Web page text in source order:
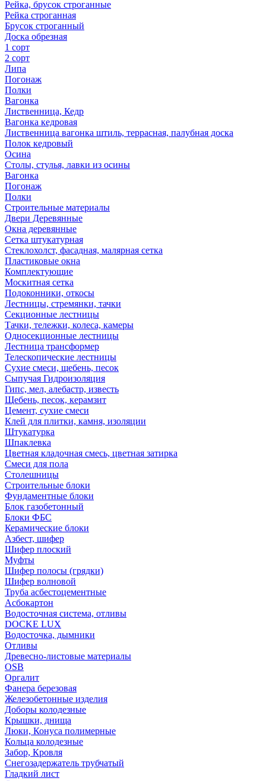
Рейка, брусок строганные
Рейка строганная
Брусок строганный
Доска обрезная
1 сорт
2 сорт
Липа
Погонаж
Полки
Вагонка
Лиственница, Кедр
Вагонка кедровая
Лиственница вагонка штиль, террасная, палубная доска
Полок кедровый
Осина
Столы, стулья, лавки из осины
Вагонка
Погонаж
Полки
Строительные материалы
Двери Деревянные
Окна деревянные
Сетка штукатурная
Стеклохолст, фасадная, малярная сетка
Пластиковые окна
Комплектующие
Москитная сетка
Подоконники, откосы
Лестницы, стремянки, тачки
Секционные лестницы
Тачки, тележки, колеса, камеры
Односекционные лестницы
Лестница трансформер
Телескопические лестницы
Сухие смеси, щебень, песок
Сыпучая Гидроизоляция
Гипс, мел, алебастр, известь
Щебень, песок, керамзит
Цемент, сухие смеси
Клей для плитки, камня, изоляции
Штукатурка
Шпаклевка
Цветная кладочная смесь, цветная затирка
Смеси для пола
Столешницы
Строительные блоки
Фундаментные блоки
Блок газобетонный
Блоки ФБС
Керамические блоки
Азбест, шифер
Шифер плоский
Муфты
Шифер полосы (грядки)
Шифер волновой
Труба асбестоцементные
Асбокартон
Водосточная система, отливы
DOCKE LUX
Водосточка, дымники
Отливы
Древесно-листовые материалы
OSB
Оргалит
Фанера березовая
Железобетонные изделия
Доборы колодезные
Крышки, днища
Люки, Конуса полимерные
Кольца колодезные
Забор, Кровля
Снегозадержатель трубчатый
Гладкий лист